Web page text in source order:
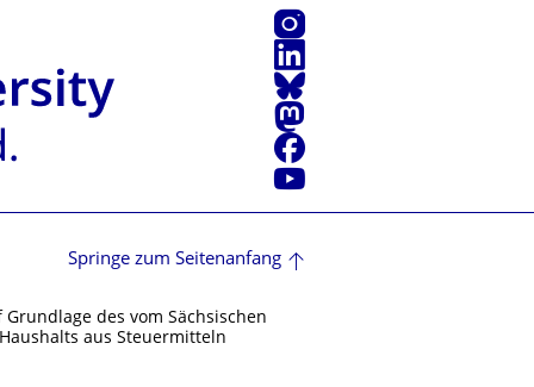
Instagram
LinkedIn
Bluesky
Mastodon
Facebook
Youtube
Springe zum Seitenanfang
des vom Sächsischen
aus Steuermitteln